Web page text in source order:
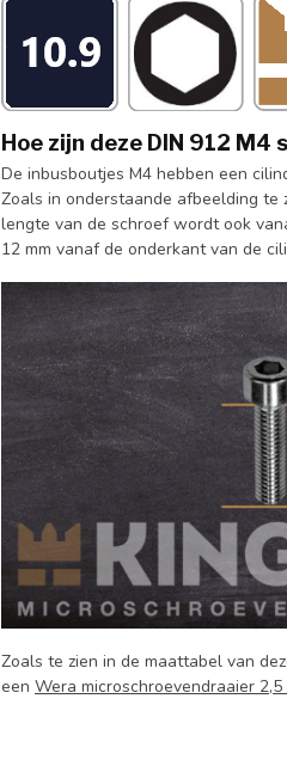
Hoe zijn deze DIN 912
De inbusboutjes M4 hebben een
Zoals in onderstaande afbeelding te
lengte van de schroef wordt ook
12 mm vanaf de onderkant van de
Zoals te zien in de maattabel van
een Wera microschroevendraaier 2,5